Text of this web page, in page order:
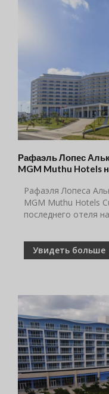
Рафаэль Лопес
MGM Muthu Hotels
Рафаэля Лопеса
MGM Muthu Hotels
последнего отеля
Увидеть больше